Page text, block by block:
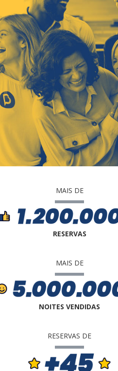
MAIS DE
RESERVAS
MAIS DE
NOITES VENDIDAS
RESERVAS DE